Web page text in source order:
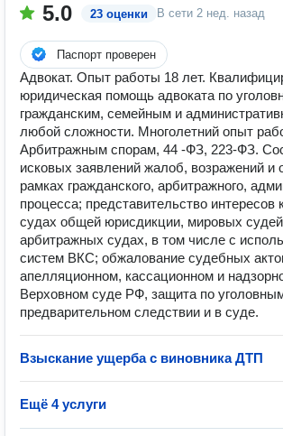
5.0 23 оценки В сети 2 нед. назад
Паспорт проверен
Адвокат. Опыт работы 18 лет.
юридическая помощь адвоката по
гражданским, семейным и
любой сложности. Многолетний опыт
Арбитражным спорам, 44 -ФЗ, 223-ФЗ.
исковых заявлений жалоб, возражений и
рамках гражданского, арбитражного,
процесса; представительство интересов
судах общей юрисдикции, мировых
арбитражных судах, в том числе с
систем ВКС; обжалование судебных
апелляционном, кассационном и
Верховном суде РФ, защита по
предварительном следствии и в суде.
Взыскание ущерба с виновника ДТП
Ещё 4 услуги